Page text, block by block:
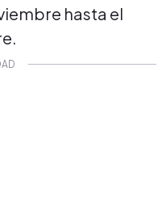
hasta el